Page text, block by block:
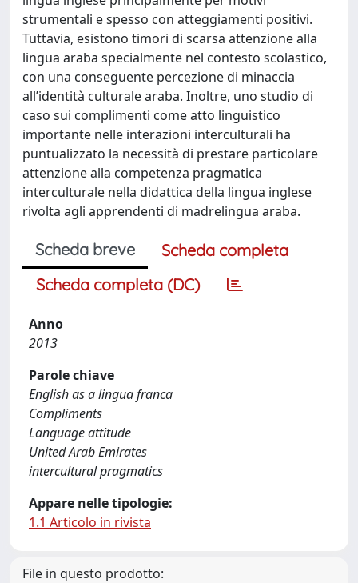
strumentali e spesso con atteggiamenti positivi.
Tuttavia, esistono timori di scarsa attenzione alla
lingua araba specialmente nel contesto scolastico,
con una conseguente percezione di minaccia
all’identità culturale araba. Inoltre, uno studio di
caso sui complimenti come atto linguistico
importante nelle interazioni interculturali ha
puntualizzato la necessità di prestare particolare
attenzione alla competenza pragmatica
interculturale nella didattica della lingua inglese
rivolta agli apprendenti di madrelingua araba.
Scheda breve
Scheda completa
Scheda completa (DC)
Anno
2013
Parole chiave
English as a lingua franca
Compliments
Language attitude
United Arab Emirates
intercultural pragmatics
Appare nelle tipologie:
1.1 Articolo in rivista
File in questo prodotto: